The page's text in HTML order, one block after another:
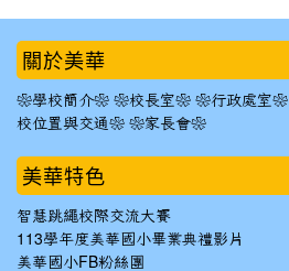
::: 關於美華
❀學校簡介❀ ❀校長室❀ ❀行政處室❀
校位置與交通❀ ❀家長會❀
美華特色
智慧跳繩校際交流大賽
113學年度美華國小畢業典禮影片
美華國小FB粉絲團